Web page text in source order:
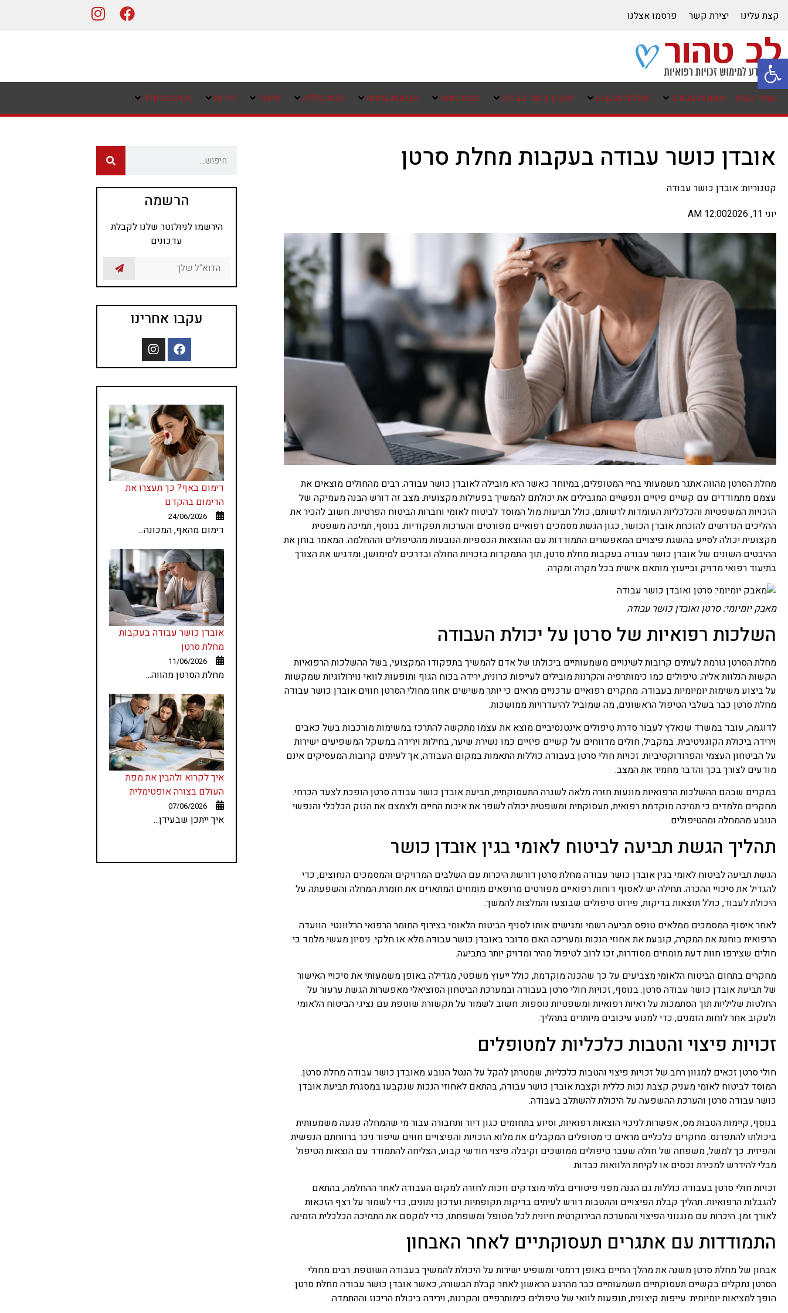
קצת עלינו יצירת קשר פרסמו אצלנו
עמוד הבית תאונות עבודה מחלות מקצוע אובדן כושר עבודה פטור ממס תביעות ביטוח נכות כללית סיעוד ניידות זכויות החולה
אובדן כושר עבודה בעקבות מחלת סרטן
קטגוריות:אובדן כושר עבודה
יוני 11, 2026
12:00 AM
מחלת הסרטן מהווה אתגר משמעותי בחיי המטופלים, במיוחד כאשר היא מובילה לאובדן כושר עבודה. רבים מהחולים מוצאים את
עצמם מתמודדים עם קשיים פיזיים ונפשיים המגבילים את יכולתם להמשיך בפעילות מקצועית. מצב זה דורש הבנה מעמיקה של
הזכויות המשפטיות והכלכליות העומדות לרשותם, כולל תביעות מול המוסד לביטוח לאומי וחברות הביטוח הפרטיות. חשוב להכיר את
ההליכים הנדרשים להוכחת אובדן הכושר, כגון הגשת מסמכים רפואיים מפורטים והערכות תפקודיות. בנוסף, תמיכה משפטית
מקצועית יכולה לסייע בהשגת פיצויים המאפשרים התמודדות עם ההוצאות הכספיות הנובעות מהטיפולים וההחלמה. המאמר בוחן את
ההיבטים השונים של אובדן כושר עבודה בעקבות מחלת סרטן, תוך התמקדות בזכויות החולה ובדרכים למימושן, ומדגיש את הצורך
בתיעוד רפואי מדויק ובייעוץ מותאם אישית בכל מקרה ומקרה.
מאבק יומיומי: סרטן ואובדן כושר עבודה
השלכות רפואיות של סרטן על יכולת העבודה
מחלת הסרטן גורמת לעיתים קרובות לשינויים משמעותיים ביכולתו של אדם להמשיך בתפקודו המקצועי, בשל ההשלכות הרפואיות
הקשות הנלוות אליה. טיפולים כמו כימותרפיה והקרנות מובילים לעייפות כרונית, ירידה בכוח הגוף ותופעות לוואי נוירולוגיות שמקשות
על ביצוע משימות יומיומיות בעבודה. מחקרים רפואיים עדכניים מראים כי יותר משישים אחוז מחולי הסרטן חווים אובדן כושר עבודה
מחלת סרטן כבר בשלבי הטיפול הראשונים, מה שמוביל להיעדרויות ממושכות.
לדוגמה, עובד במשרד שנאלץ לעבור סדרת טיפולים אינטנסיביים מוצא את עצמו מתקשה להתרכז במשימות מורכבות בשל כאבים
וירידה ביכולת הקוגניטיבית. במקביל, חולים מדווחים על קשיים פיזיים כמו נשירת שיער, בחילות וירידה במשקל המשפיעים ישירות
על הביטחון העצמי והפרודוקטיביות. זכויות חולי סרטן בעבודה כוללות התאמות במקום העבודה, אך לעיתים קרובות המעסיקים אינם
מודעים לצורך בכך והדבר מחמיר את המצב.
במקרים שבהם ההשלכות הרפואיות מונעות חזרה מלאה לשגרה התעסוקתית, תביעת אובדן כושר עבודה סרטן הופכת לצעד הכרחי.
מחקרים מלמדים כי תמיכה מוקדמת רפואית, תעסוקתית ומשפטית יכולה לשפר את איכות החיים ולצמצם את הנזק הכלכלי והנפשי
הנובע מהמחלה ומהטיפולים.
תהליך הגשת תביעה לביטוח לאומי בגין אובדן כושר
הגשת תביעה לביטוח לאומי בגין אובדן כושר עבודה מחלת סרטן דורשת היכרות עם השלבים המדויקים והמסמכים הנחוצים, כדי
להגדיל את סיכויי ההכרה. תחילה יש לאסוף דוחות רפואיים מפורטים מרופאים מומחים המתארים את חומרת המחלה והשפעתה על
היכולת לעבוד, כולל תוצאות בדיקות, פירוט טיפולים שבוצעו והמלצות להמשך.
לאחר איסוף המסמכים ממלאים טופס תביעה רשמי ומגישים אותו לסניף הביטוח הלאומי בצירוף החומר הרפואי הרלוונטי. הוועדה
הרפואית בוחנת את המקרה, קובעת את אחוזי הנכות ומעריכה האם מדובר באובדן כושר עבודה מלא או חלקי. ניסיון מעשי מלמד כי
חולים שצירפו חוות דעת מומחים מסודרות, זכו לרוב לטיפול מהיר ומדויק יותר בתביעה.
מחקרים בתחום הביטוח הלאומי מצביעים על כך שהכנה מוקדמת, כולל ייעוץ משפטי, מגדילה באופן משמעותי את סיכויי האישור
של תביעת אובדן כושר עבודה סרטן. בנוסף, זכויות חולי סרטן בעבודה ובמערכת הביטחון הסוציאלי מאפשרות הגשת ערעור על
החלטות שליליות תוך הסתמכות על ראיות רפואיות ומשפטיות נוספות. חשוב לשמור על תקשורת שוטפת עם נציגי הביטוח הלאומי
ולעקוב אחר לוחות הזמנים, כדי למנוע עיכובים מיותרים בתהליך.
זכויות פיצוי והטבות כלכליות למטופלים
חולי סרטן זכאים למגוון רחב של זכויות פיצוי והטבות כלכליות, שמטרתן להקל על הנטל הנובע מאובדן כושר עבודה מחלת סרטן.
המוסד לביטוח לאומי מעניק קצבת נכות כללית וקצבת אובדן כושר עבודה, בהתאם לאחוזי הנכות שנקבעו במסגרת תביעת אובדן
כושר עבודה סרטן והערכת ההשפעה על היכולת להשתלב בעבודה.
בנוסף, קיימות הטבות מס, אפשרות לניכוי הוצאות רפואיות, וסיוע בתחומים כגון דיור ותחבורה עבור מי שהמחלה פגעה משמעותית
ביכולתו להתפרנס. מחקרים כלכליים מראים כי מטופלים המקבלים את מלוא הזכויות והפיצויים חווים שיפור ניכר ברווחתם הנפשית
והפיזית. כך למשל, משפחה של חולה שעבר טיפולים ממושכים וקיבלה פיצוי חודשי קבוע, הצליחה להתמודד עם הוצאות הטיפול
מבלי להידרש למכירת נכסים או לקיחת הלוואות כבדות.
זכויות חולי סרטן בעבודה כוללות גם הגנה מפני פיטורים בלתי מוצדקים וזכות לחזרה למקום העבודה לאחר ההחלמה, בהתאם
להגבלות הרפואיות. תהליך קבלת הפיצויים וההטבות דורש לעיתים בדיקות תקופתיות ועדכון נתונים, כדי לשמור על רצף הזכאות
לאורך זמן. היכרות עם מנגנוני הפיצוי והמערכת הבירוקרטית חיונית לכל מטופל ומשפחתו, כדי למקסם את התמיכה הכלכלית הזמינה.
התמודדות עם אתגרים תעסוקתיים לאחר האבחון
אבחון של מחלת סרטן משנה את מהלך החיים באופן דרמטי ומשפיע ישירות על היכולת להמשיך בעבודה השוטפת. רבים מחולי
הסרטן נתקלים בקשיים תעסוקתיים משמעותיים כבר מהרגע הראשון לאחר קבלת הבשורה, כאשר אובדן כושר עבודה מחלת סרטן
הופך למציאות יומיומית: עייפות קיצונית, תופעות לוואי של טיפולים כימותרפיים והקרנות, וירידה ביכולת הריכוז וההתמדה.
הרשמה
הירשמו לניולזטר שלנו לקבלת
עדכונים
עקבו אחרינו
דימום באף? כך תעצרו את
הדימום בהקדם
24/06/2026
דימום מהאף, המכונה...
אובדן כושר עבודה בעקבות
מחלת סרטן
11/06/2026
מחלת הסרטן מהווה...
איך לקרוא ולהבין את מפת
העולם בצורה אופטימלית
07/06/2026
איך ייתכן שבעידן...
פתח סרגל נגישות